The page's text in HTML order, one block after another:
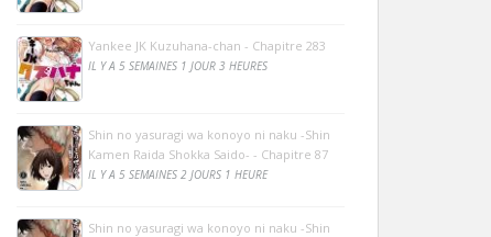
Yankee JK Kuzuhana-chan - Chapitre 283
IL Y A 5 SEMAINES 1 JOUR 3 HEURES
Shin no yasuragi wa konoyo ni naku -Shin
Kamen Raida Shokka Saido- - Chapitre 87
IL Y A 5 SEMAINES 2 JOURS 1 HEURE
Shin no yasuragi wa konoyo ni naku -Shin